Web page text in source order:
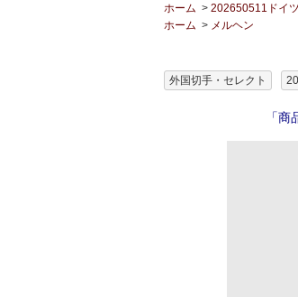
ホーム > 202650511ドイ
ホーム > メルヘン
外国切手・セレクト
「